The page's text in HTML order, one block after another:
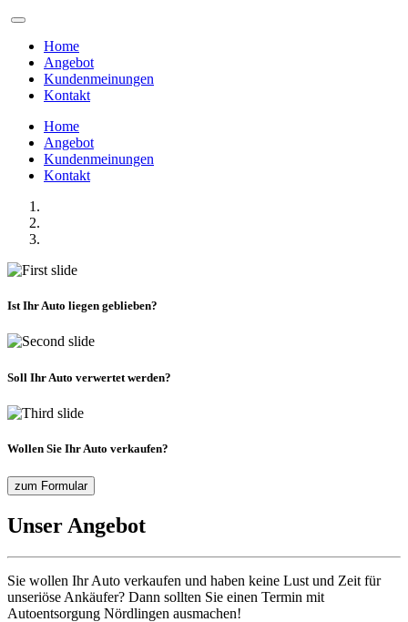
Home
Angebot
Kundenmeinungen
Kontakt
Home
Angebot
Kundenmeinungen
Kontakt
Ist Ihr Auto liegen geblieben?
Soll Ihr Auto verwertet werden?
Wollen Sie Ihr Auto verkaufen?
zum Formular
Unser Angebot
Sie wollen Ihr Auto verkaufen und haben keine Lust und Zeit für
unseriöse Ankäufer? Dann sollten Sie einen Termin mit
Autoentsorgung Nördlingen ausmachen!